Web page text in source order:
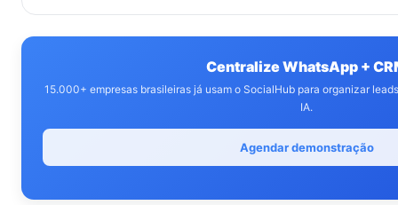
Centralize WhatsApp +
15.000+ empresas brasileiras já usam o SocialHub para organizar
IA.
Agendar demonstração